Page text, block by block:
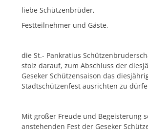
liebe Schützenbrüder,
Festteilnehmer und Gäste,
die St.- Pankratius
stolz darauf, zum Abschluss der
Geseker Schützensaison das
Stadtschützenfest ausrichten zu
Mit großer Freude und Begeisterung
anstehenden Fest der Geseker